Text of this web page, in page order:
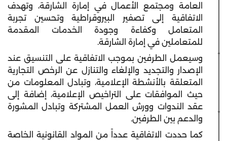
العامة ومجتمع الأعمال في إمارة الشارقة، وتهدف
الاتفاقية إلى تصفير البيروقراطية وتحسين تجربة
المتعامل وكفاءة وجودة الخدمات المقدمة
للمتعاملين في إمارة الشارقة.
وسيعمل الطرفين بموجب الاتفاقية على التنسيق عند
الإصدار والتجديد والإلغاء والتنازل عن الرخص التجارية
المتعلقة بالأنشطة الإعلامية، وتبادل المعلومات من
حيث الموافقات على التراخيص الإعلامية، إضافة إلى
عقد الندوات وورش العمل المشتركة وتبادل المشورة
والدعم بين الطرفين.
كما حددت الاتفاقية عدداً من المواد القانونية الخاصة